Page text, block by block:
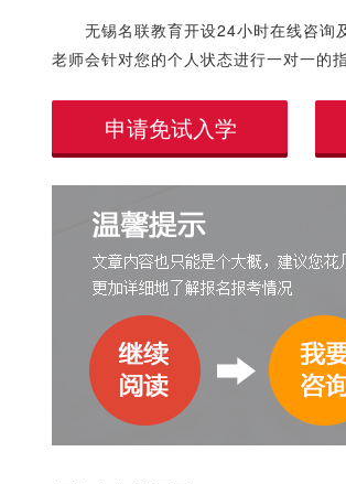
无锡名联教育开设24小时在线咨询
老师会针对您的个人状态进行一对一的指
申请免试入学